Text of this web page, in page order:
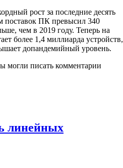
рост за последние десять
поставок ПК превысил 340
чем в 2019 году. Теперь на
более 1,4 миллиарда устройств,
допандемийный уровень.
могли писать комментарии
линейных